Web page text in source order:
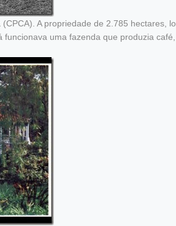
A propriedade de 2.785 hectares,
uma fazenda que produzia café,